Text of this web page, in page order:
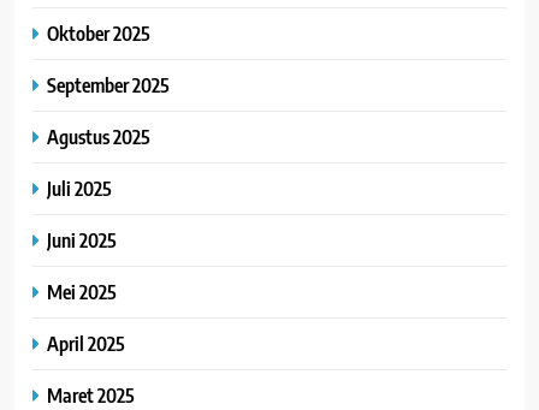
Oktober 2025
September 2025
Agustus 2025
Juli 2025
Juni 2025
Mei 2025
April 2025
Maret 2025